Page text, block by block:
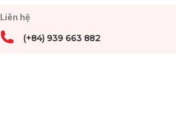
Liên hệ
(+84) 939 663 882